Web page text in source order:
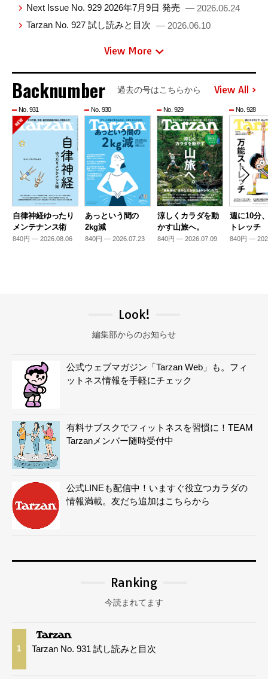
Next Issue No. 929 2026年7月9日 発売 — 2026.06.24
Tarzan No. 927 試し読みと目次 — 2026.06.10
View More
Backnumber 過去の号はこちらから View All
No. 931
自律神経ゆったり
メンテナンス術
840円 — 2026.08.06
No. 930
あっという間の
2kg減
840円 — 2026.07.23
No. 929
涼しくカラダを動
かす山旅へ。
840円 — 2026.07.09
No. 928
週に10分
トレッチ
840円 —
Look!
編集部からのお知らせ
公式ウェブマガジン「Tarzan Web」も。フィ
ットネス情報を手軽にチェック
有料サブスクでフィットネスを習慣に！TEAM
Tarzanメンバー随時受付中
公式LINEも配信中！いますぐ役立つカラダの
情報満載。友だち追加はこちらから
Ranking
今読まれてます
1 Tarzan No. 931 試し読みと目次